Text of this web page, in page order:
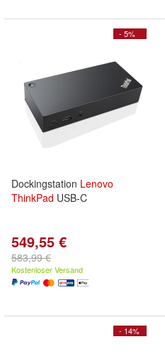
- 5%
Dockingstation Lenovo
ThinkPad USB-C
549,55 €
583,99 €
Kostenloser Versand
- 14%